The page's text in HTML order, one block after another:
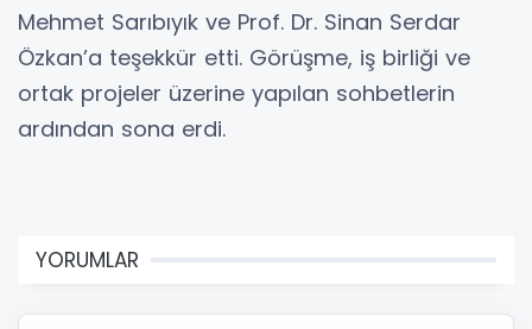
Mehmet Sarıbıyık ve Prof. Dr. Sinan Serdar
Özkan’a teşekkür etti. Görüşme, iş birliği ve
ortak projeler üzerine yapılan sohbetlerin
ardından sona erdi.
YORUMLAR